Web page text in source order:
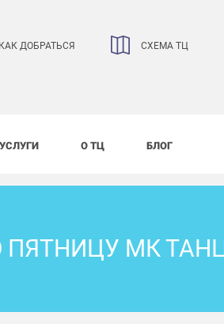
КАК ДОБРАТЬСЯ СХЕМА ТЦ
УСЛУГИ О ТЦ БЛОГ
МК